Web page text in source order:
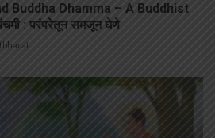
Buddha Dhamma – A Buddhist
: परंपरेतून समजून घेणे